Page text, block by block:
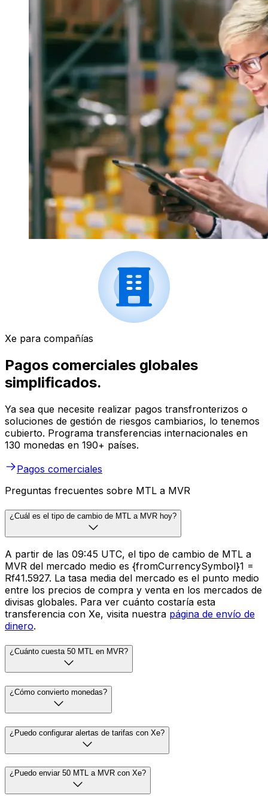
Xe para compañías
Pagos comerciales globales
simplificados.
Ya sea que necesite realizar pagos transfronterizos o
soluciones de gestión de riesgos cambiarios, lo tenemos
cubierto. Programa transferencias internacionales en
130 monedas en 190+ países.
Pagos comerciales
Preguntas frecuentes sobre MTL a MVR
¿Cuál es el tipo de cambio de MTL a MVR hoy?
A partir de las 09:45 UTC, el tipo de cambio de MTL a
MVR del mercado medio es {fromCurrencySymbol}1 =
Rf41.5927. La tasa media del mercado es el punto medio
entre los precios de compra y venta en los mercados de
divisas globales. Para ver cuánto costaría esta
transferencia con Xe, visita nuestra página de envío de
dinero.
¿Cuánto cuesta 50 MTL en MVR?
¿Cómo convierto monedas?
¿Puedo configurar alertas de tarifas con Xe?
¿Puedo enviar 50 MTL a MVR con Xe?